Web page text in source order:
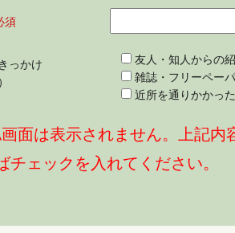
須
っかけ
友人・知人からの
雑誌・フリーペー
近所を通りかかった
面は表示されません。上記内
チェックを入れてください。